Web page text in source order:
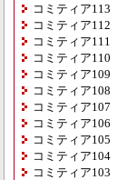
コミティア113
コミティア112
コミティア111
コミティア110
コミティア109
コミティア108
コミティア107
コミティア106
コミティア105
コミティア104
コミティア103